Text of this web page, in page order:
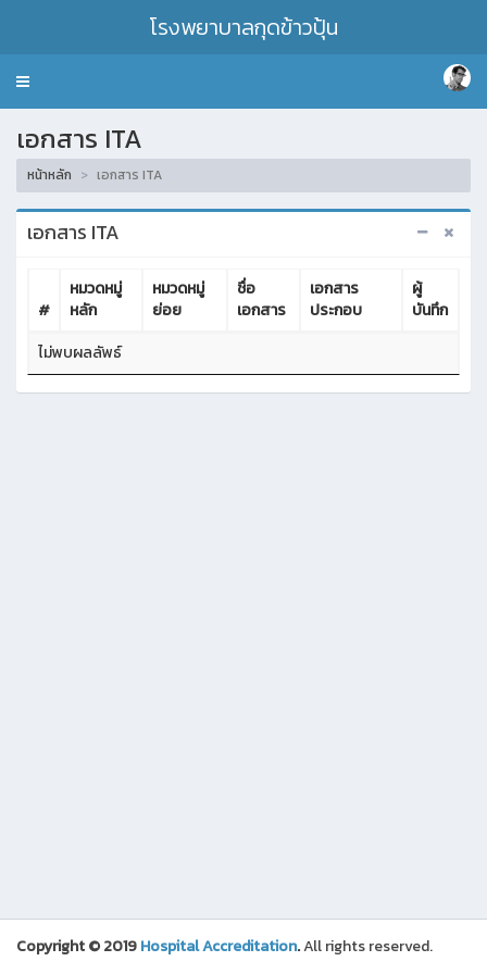
โรงพยาบาลกุดข้าวปุ้น
Toggle
เอกสาร ITA
หน้าหลัก เอกสาร ITA
เอกสาร ITA
#
หมวดหมู่
หลัก
หมวดหมู่
ย่อย
ชื่อ
เอกสาร
เอกสาร
ประกอบ
ผู้
บันทึก
ไม่พบผลลัพธ์
Copyright © 2019Hospital Accreditation.All rights reserved.